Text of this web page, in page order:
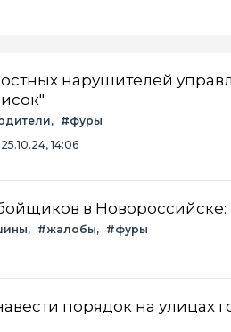
нарушителей
#фуры
25.10.24, 14:06
в
#жалобы
#фуры
порядок на улицах